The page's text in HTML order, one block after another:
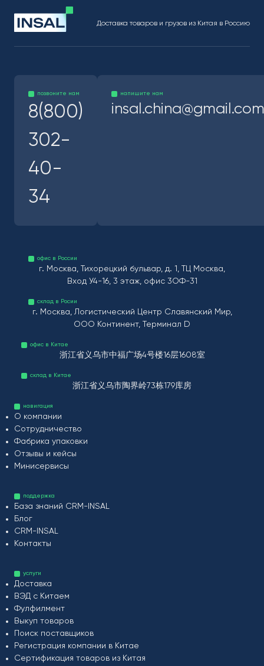
Доставка товаров и грузов из Китая в Россию
позвоните нам
8(800)
302-
40-
34
напишите нам
insal.china@gmail.com
офис в России
г. Москва, Тихорецкий бульвар, д. 1, ТЦ Москва,
Вход У4-16, 3 этаж, офис 3ОФ-31
склад в Росии
г. Москва, Логистический Центр Славянский Мир,
ООО Континент, Терминал D
офис в Китае
浙江省义乌市中福广场4号楼16层1608室
склад в Китае
浙江省义乌市陶界岭73栋179库房
навигация
О компании
Сотрудничество
Фабрика упаковки
Отзывы и кейсы
Минисервисы
поддержка
База знаний CRM-INSAL
Блог
CRM-INSAL
Контакты
услуги
Доставка
ВЭД с Китаем
Фулфилмент
Выкуп товаров
Поиск поставщиков
Регистрация компании в Китае
Сертификация товаров из Китая